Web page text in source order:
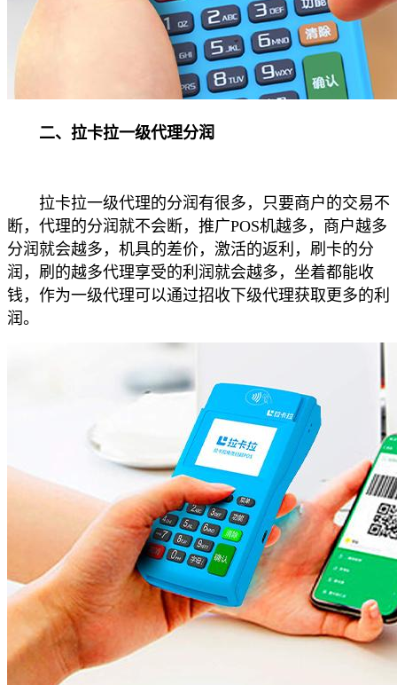
二、拉卡拉一级代理分润
拉卡拉一级代理的分润有很多，只要商户的交易不
断，代理的分润就不会断，推广POS机越多，商户越多
分润就会越多，机具的差价，激活的返利，刷卡的分
润，刷的越多代理享受的利润就会越多，坐着都能收
钱，作为一级代理可以通过招收下级代理获取更多的利
润。